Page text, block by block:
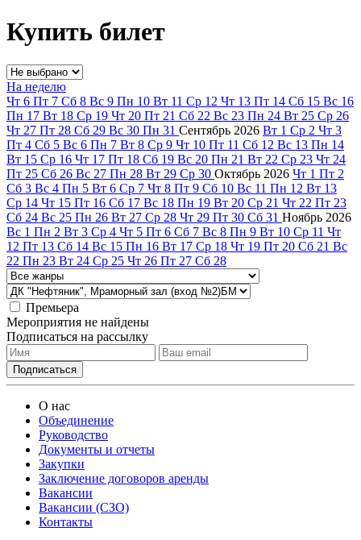
Купить билет
На неделю
Чт 6 Пт 7 Сб 8 Вс 9 Пн 10 Вт 11 Ср 12 Чт 13 Пт 14 Сб 15 Вс 16
Пн 17 Вт 18 Ср 19 Чт 20 Пт 21 Сб 22 Вс 23 Пн 24 Вт 25 Ср 26
Чт 27 Пт 28 Сб 29 Вс 30 Пн 31 Сентябрь 2026 Вт 1 Ср 2 Чт 3
Пт 4 Сб 5 Вс 6 Пн 7 Вт 8 Ср 9 Чт 10 Пт 11 Сб 12 Вс 13 Пн 14
Вт 15 Ср 16 Чт 17 Пт 18 Сб 19 Вс 20 Пн 21 Вт 22 Ср 23 Чт 24
Пт 25 Сб 26 Вс 27 Пн 28 Вт 29 Ср 30 Октябрь 2026 Чт 1 Пт 2
Сб 3 Вс 4 Пн 5 Вт 6 Ср 7 Чт 8 Пт 9 Сб 10 Вс 11 Пн 12 Вт 13
Ср 14 Чт 15 Пт 16 Сб 17 Вс 18 Пн 19 Вт 20 Ср 21 Чт 22 Пт 23
Сб 24 Вс 25 Пн 26 Вт 27 Ср 28 Чт 29 Пт 30 Сб 31 Ноябрь 2026
Вс 1 Пн 2 Вт 3 Ср 4 Чт 5 Пт 6 Сб 7 Вс 8 Пн 9 Вт 10 Ср 11 Чт
12 Пт 13 Сб 14 Вс 15 Пн 16 Вт 17 Ср 18 Чт 19 Пт 20 Сб 21 Вс
22 Пн 23 Вт 24 Ср 25 Чт 26 Пт 27 Сб 28
Премьера
Мероприятия не найдены
Подписаться на рассылку
О нас
Объединение
Руководство
Документы и отчеты
Закупки
Заключение договоров аренды
Вакансии
Вакансии (СЗО)
Контакты